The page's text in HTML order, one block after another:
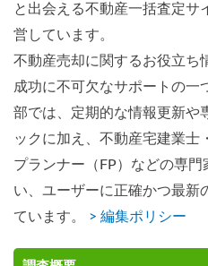
と出会える不動産一括査定サ
営しています。
不動産売却に関するお役立ち
成功に不可欠なサポートの一
部では、定期的な情報更新や
ックに加え、不動産宅建業士
プランナー（FP）などの専
い、ユーザーに正確かつ最新
ています。 > 編集ポリシー